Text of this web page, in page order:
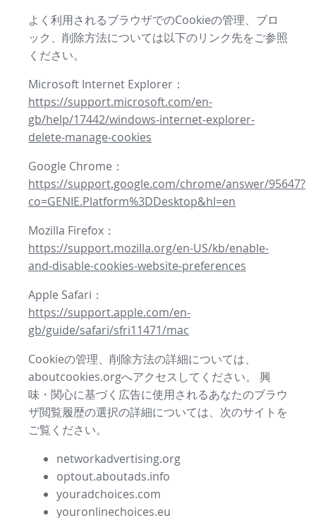
よく利用されるブラウザでのCookieの管理、ブロ
ック、削除方法については以下のリンク先をご参照
ください。
Microsoft Internet Explorer：
https://support.microsoft.com/en-
gb/help/17442/windows-internet-explorer-
delete-manage-cookies
Google Chrome：
https://support.google.com/chrome/answer/95647?
co=GENIE.Platform%3DDesktop&hl=en
Mozilla Firefox：
https://support.mozilla.org/en-US/kb/enable-
and-disable-cookies-website-preferences
Apple Safari：
https://support.apple.com/en-
gb/guide/safari/sfri11471/mac
Cookieの管理、削除方法の詳細については、
aboutcookies.orgへアクセスしてください。 興
味・関心に基づく広告に使用されるあなたのブラウ
ザ閲覧履歴の選択の詳細については、次のサイトを
ご覧ください。
networkadvertising.org
optout.aboutads.info
youradchoices.com
youronlinechoices.eu